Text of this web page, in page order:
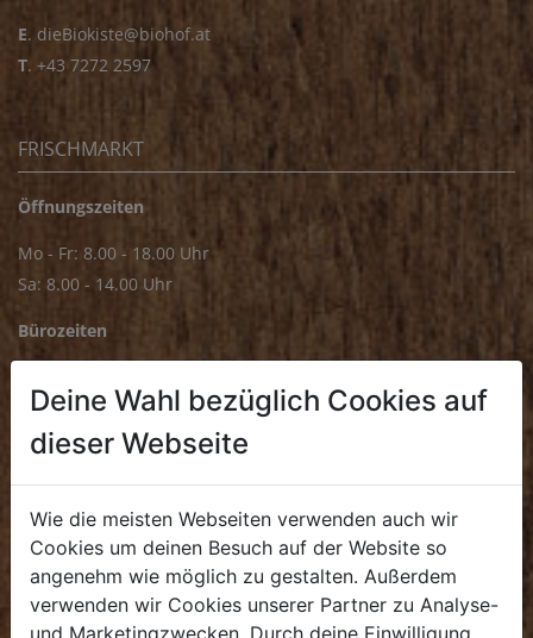
E. dieBiokiste@biohof.at
T. +43 7272 2597
FRISCHMARKT
Öffnungszeiten
Mo - Fr: 8.00 - 18.00 Uhr
Sa: 8.00 - 14.00 Uhr
Bürozeiten
.+43 7272 4859 70
KULINARIUM
Deine Wahl bezüglich Cookies auf
dieser Webseite
Wie die meisten Webseiten verwenden auch wir
Cookies um deinen Besuch auf der Website so
angenehm wie möglich zu gestalten. Außerdem
verwenden wir Cookies unserer Partner zu Analyse-
und Marketingzwecken. Durch deine Einwilligung